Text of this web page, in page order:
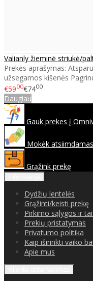
Valianly žieminė striukė/
Prekės aprašymas:
užsegamos kišenės
€5900€7400
Daugiau
Gauk prekes į
Mokėk
Grąžink prekę
Dydžių lentelės
Grąžinti/keisti prekę
Pirkimo sąlygos ir
Prekių pristatymas
Privatumo politika
Kaip iširinkti vaiko
Apie mus